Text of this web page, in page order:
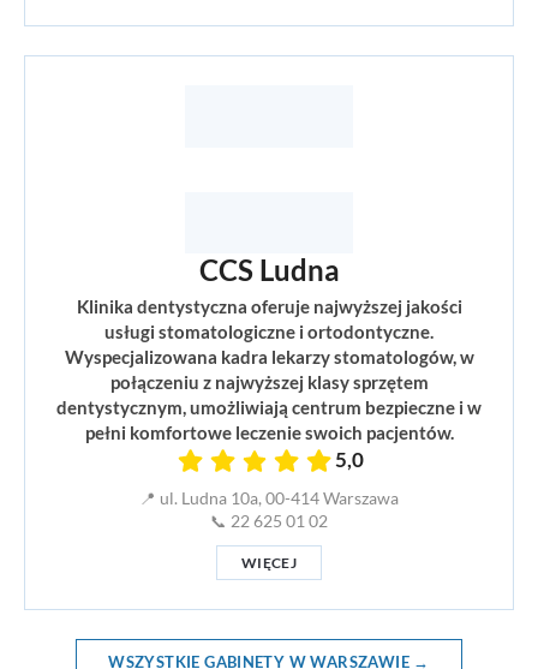
CCS Ludna
Klinika dentystyczna oferuje najwyższej jakości
usługi stomatologiczne i ortodontyczne.
Wyspecjalizowana kadra lekarzy stomatologów, w
połączeniu z najwyższej klasy sprzętem
dentystycznym, umożliwiają centrum bezpieczne i w
pełni komfortowe leczenie swoich pacjentów.
5,0
📍 ul. Ludna 10a, 00-414 Warszawa
📞 22 625 01 02
WIĘCEJ
WSZYSTKIE GABINETY W WARSZAWIE →